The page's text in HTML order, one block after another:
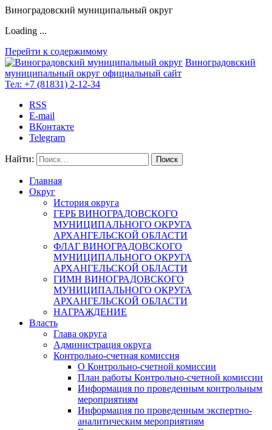
Виноградовский муниципальный округ
Loading ...
Перейти к содержимому
Виноградовский
муниципальный округ официальный сайт
Тел: +7 (81831) 2-12-34
RSS
E-mail
ВКонтакте
Telegram
Найти:
Главная
Округ
История округа
ГЕРБ ВИНОГРАДОВСКОГО
МУНИЦИПАЛЬНОГО ОКРУГА
АРХАНГЕЛЬСКОЙ ОБЛАСТИ
ФЛАГ ВИНОГРАДОВСКОГО
МУНИЦИПАЛЬНОГО ОКРУГА
АРХАНГЕЛЬСКОЙ ОБЛАСТИ
ГИМН ВИНОГРАДОВСКОГО
МУНИЦИПАЛЬНОГО ОКРУГА
АРХАНГЕЛЬСКОЙ ОБЛАСТИ
НАГРАЖДЕНИЕ
Власть
Глава округа
Администрация округа
Контрольно-счетная комиссия
О Контрольно-счетной комиссии
План работы Контрольно-счетной комиссии
Информация по проведенным контрольным
мероприятиям
Информация по проведенным экспертно-
аналитическим мероприятиям